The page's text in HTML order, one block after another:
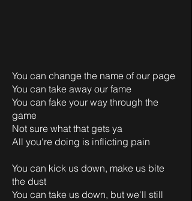
You can change the name of our page
You can take away our fame
You can fake your way through the
game
Not sure what that gets ya
All you're doing is inflicting pain
You can kick us down, make us bite
the dust
You can take us down, but we'll still